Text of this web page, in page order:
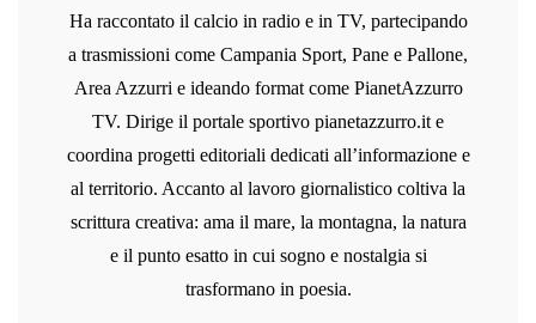
Ha raccontato il calcio in radio e in TV, partecipando
a trasmissioni come Campania Sport, Pane e Pallone,
Area Azzurri e ideando format come PianetAzzurro
TV. Dirige il portale sportivo pianetazzurro.it e
coordina progetti editoriali dedicati all’informazione e
al territorio. Accanto al lavoro giornalistico coltiva la
scrittura creativa: ama il mare, la montagna, la natura
e il punto esatto in cui sogno e nostalgia si
trasformano in poesia.